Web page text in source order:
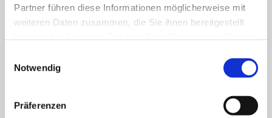
Partner führen diese Informationen möglicherweise mit
weiteren Daten zusammen, die Sie ihnen bereitgestellt
Notwendig
Präferenzen
10 Maßnahmen: So wird
Gesundheitshauptstadt